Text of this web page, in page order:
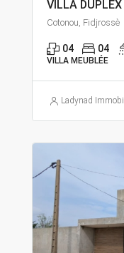
VILLA
Cotonou, Fidjrossè
04 04
VILLA MEUBLÉE
Ladynad